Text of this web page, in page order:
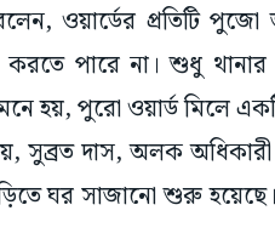
ওয়ার্ডের প্রতিটি
পারে না। শুধু
হয়, পুরো ওয়ার্ড মিলে
সুব্রত দাস, অলক
ঘর সাজানো শুরু